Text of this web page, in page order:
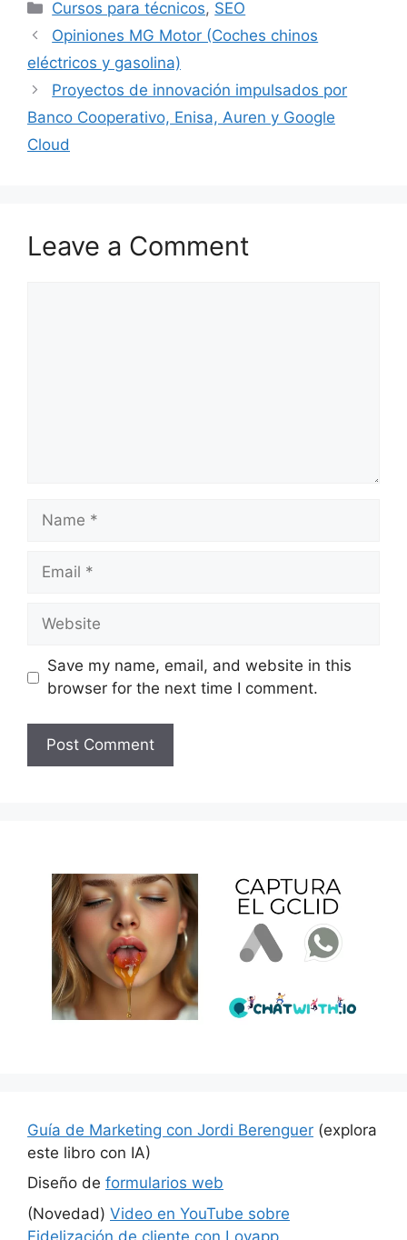
Categories
Cursos para técnicos, SEO
Opiniones MG Motor (Coches chinos
eléctricos y gasolina)
Proyectos de innovación impulsados por
Banco Cooperativo, Enisa, Auren y Google
Cloud
Leave a Comment
Name
Email
Website
Save my name, email, and website in this
browser for the next time I comment.
Guía de Marketing con Jordi Berenguer (explora
este libro con IA)
Diseño de formularios web
(Novedad) Video en YouTube sobre
Fidelización de cliente con Loyapp